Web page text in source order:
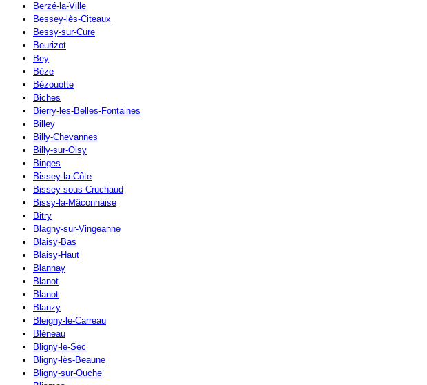
Berzé-la-Ville
Bessey-lès-Citeaux
Bessy-sur-Cure
Beurizot
Bey
Bèze
Bézouotte
Biches
Bierry-les-Belles-Fontaines
Billey
Billy-Chevannes
Billy-sur-Oisy
Binges
Bissey-la-Côte
Bissey-sous-Cruchaud
Bissy-la-Mâconnaise
Bitry
Blagny-sur-Vingeanne
Blaisy-Bas
Blaisy-Haut
Blannay
Blanot
Blanot
Blanzy
Bleigny-le-Carreau
Bléneau
Bligny-le-Sec
Bligny-lès-Beaune
Bligny-sur-Ouche